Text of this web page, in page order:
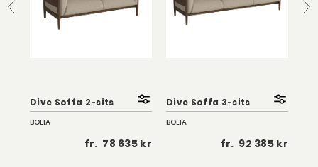
Dive Soffa 2-sits
BOLIA
fr. 78 635 kr
Dive Soffa 3-sits
BOLIA
fr. 92 385 kr